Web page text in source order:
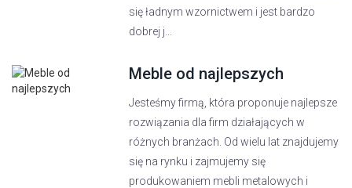
się ładnym wzornictwem i jest bardzo
dobrej j...
Meble od najlepszych
Jesteśmy firmą, która proponuje najlepsze
rozwiązania dla firm działających w
różnych branżach. Od wielu lat znajdujemy
się na rynku i zajmujemy się
produkowaniem mebli metalowych i